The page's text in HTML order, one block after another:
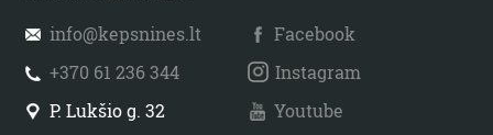
info@kepsnines.lt
+370 61 236 344
P. Lukšio g. 32
Facebook
Instagram
Youtube